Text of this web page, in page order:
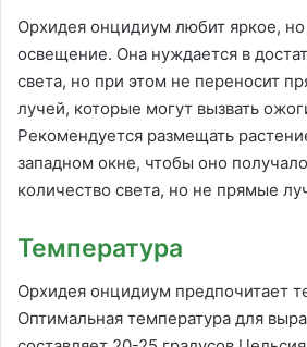
Орхидея онцидиум любит яркое, но
освещение. Она нуждается в
света, но при этом не переносит
лучей, которые могут вызвать
Рекомендуется размещать
западном окне, чтобы оно
количество света, но не прямые
Температура
Орхидея онцидиум предпочитает
Оптимальная температура для